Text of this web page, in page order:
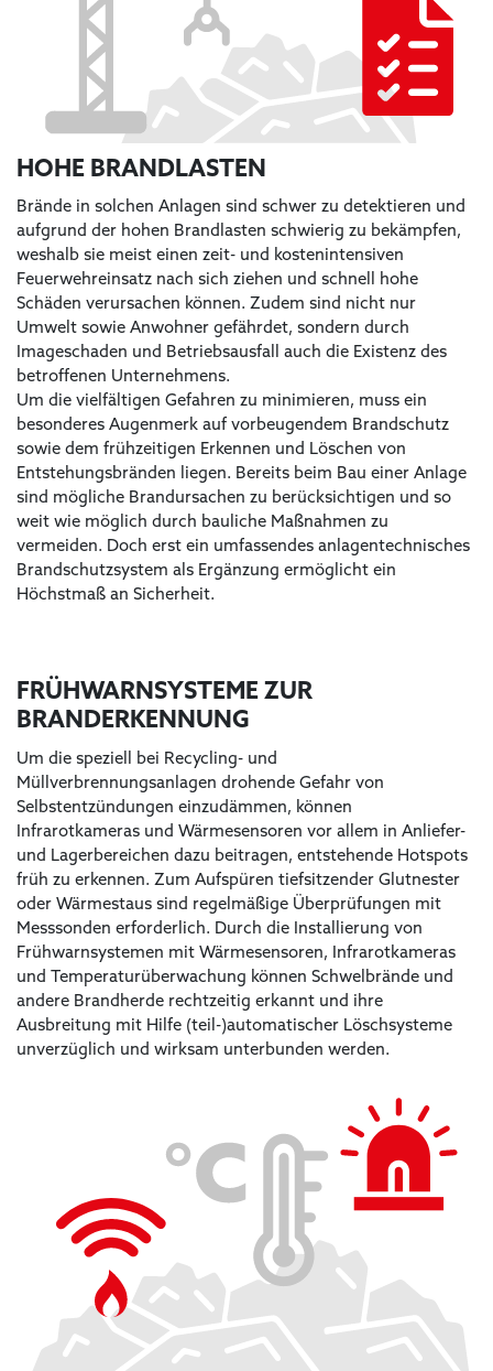
HOHE BRANDLASTEN
Brände in solchen Anlagen sind schwer zu detektieren und
aufgrund der hohen Brandlasten schwierig zu bekämpfen,
weshalb sie meist einen zeit- und kostenintensiven
Feuerwehreinsatz nach sich ziehen und schnell hohe
Schäden verursachen können. Zudem sind nicht nur
Umwelt sowie Anwohner gefährdet, sondern durch
Imageschaden und Betriebsausfall auch die Existenz des
betroffenen Unternehmens.
Um die vielfältigen Gefahren zu minimieren, muss ein
besonderes Augenmerk auf vorbeugendem Brandschutz
sowie dem frühzeitigen Erkennen und Löschen von
Entstehungsbränden liegen. Bereits beim Bau einer Anlage
sind mögliche Brandursachen zu berücksichtigen und so
weit wie möglich durch bauliche Maßnahmen zu
vermeiden. Doch erst ein umfassendes anlagentechnisches
Brandschutzsystem als Ergänzung ermöglicht ein
Höchstmaß an Sicherheit.
FRÜHWARNSYSTEME ZUR
BRANDERKENNUNG
Um die speziell bei Recycling- und
Müllverbrennungsanlagen drohende Gefahr von
Selbstentzündungen einzudämmen, können
Infrarotkameras und Wärmesensoren vor allem in Anliefer-
und Lagerbereichen dazu beitragen, entstehende Hotspots
früh zu erkennen. Zum Aufspüren tiefsitzender Glutnester
oder Wärmestaus sind regelmäßige Überprüfungen mit
Messsonden erforderlich. Durch die Installierung von
Frühwarnsystemen mit Wärmesensoren, Infrarotkameras
und Temperaturüberwachung können Schwelbrände und
andere Brandherde rechtzeitig erkannt und ihre
Ausbreitung mit Hilfe (teil-)automatischer Löschsysteme
unverzüglich und wirksam unterbunden werden.